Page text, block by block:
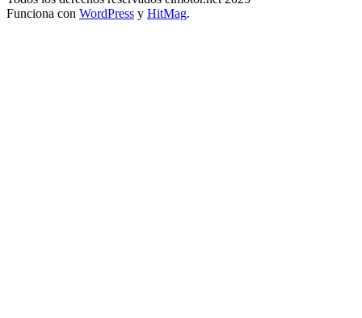
Funciona con WordPress y HitMag.